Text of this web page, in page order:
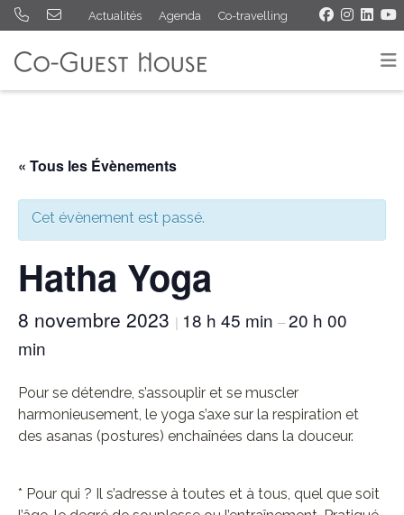
Actualités Agenda Co-travelling
« Tous les Évènements
Cet évènement est passé.
Hatha Yoga
8 novembre 2023 | 18 h 45 min –20 h 00
min
Pour se détendre, s’assouplir et se muscler
harmonieusement, le yoga s’axe sur la respiration et
des asanas (postures) enchaînées dans la douceur.
* Pour qui ? Il s’adresse à toutes et à tous, quel que soit